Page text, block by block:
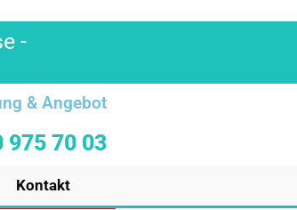
-
& Angebot
975 70 03
Kontakt